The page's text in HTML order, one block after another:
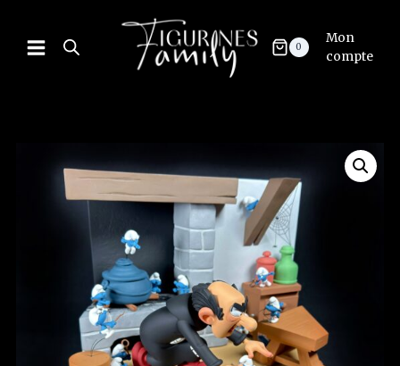
0
Mon
compte